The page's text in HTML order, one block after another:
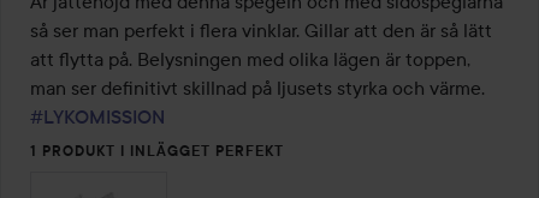
5
så ser man perfekt i flera vinklar. Gillar att den är så lätt
att flytta på. Belysningen med olika lägen är toppen,
#LYKOMISSION
1 PRODUKT I INLÄGGET PERFEKT